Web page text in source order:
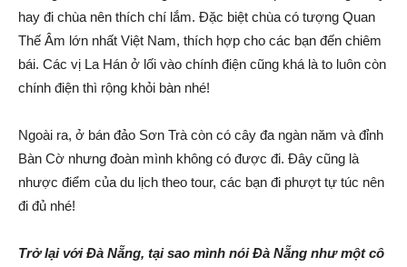
hay đi chùa nên thích chí lắm. Đặc biệt chùa có tượng Quan
Thế Âm lớn nhất Việt Nam, thích hợp cho các bạn đến chiêm
bái. Các vị La Hán ở lối vào chính điện cũng khá là to luôn còn
chính điện thì rộng khỏi bàn nhé!
Ngoài ra, ở bán đảo Sơn Trà còn có cây đa ngàn năm và đỉnh
Bàn Cờ nhưng đoàn mình không có được đi. Đây cũng là
nhược điểm của du lịch theo tour, các bạn đi phượt tự túc nên
đi đủ nhé!
Trở lại với Đà Nẵng, tại sao mình nói Đà Nẵng như một cô